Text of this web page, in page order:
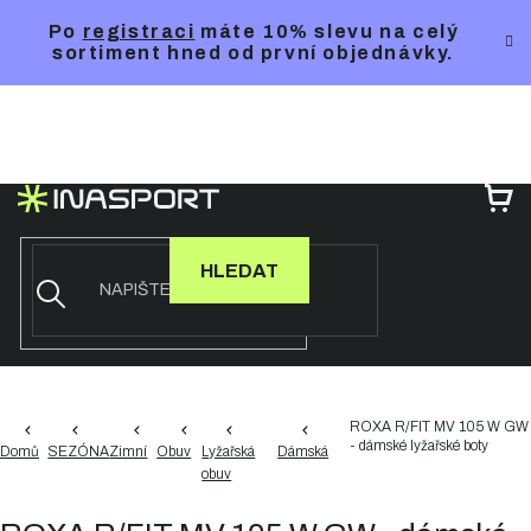
Po registraci máte 10% slevu na celý
sortiment hned od první objednávky.
HLEDAT
Domů SEZÓNAZimní Obuv
Lyžařská
obuv
Dámská
ROXA R/FIT MV 105 W GW
- dámské lyžařské boty